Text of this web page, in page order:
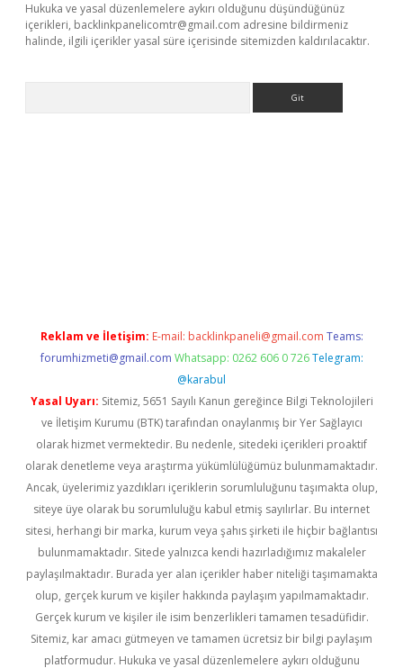
Hukuka ve yasal düzenlemelere aykırı olduğunu düşündüğünüz
içerikleri, backlinkpanelicomtr@gmail.com adresine bildirmeniz
halinde, ilgili içerikler yasal süre içerisinde sitemizden kaldırılacaktır.
Reklam ve İletişim: E-mail: backlinkpaneli@gmail.com Teams:
forumhizmeti@gmail.com Whatsapp: 0262 606 0 726 Telegram:
@karabul
Yasal Uyarı: Sitemiz, 5651 Sayılı Kanun gereğince Bilgi Teknolojileri
ve İletişim Kurumu (BTK) tarafından onaylanmış bir Yer Sağlayıcı
olarak hizmet vermektedir. Bu nedenle, sitedeki içerikleri proaktif
olarak denetleme veya araştırma yükümlülüğümüz bulunmamaktadır.
Ancak, üyelerimiz yazdıkları içeriklerin sorumluluğunu taşımakta olup,
siteye üye olarak bu sorumluluğu kabul etmiş sayılırlar. Bu internet
sitesi, herhangi bir marka, kurum veya şahıs şirketi ile hiçbir bağlantısı
bulunmamaktadır. Sitede yalnızca kendi hazırladığımız makaleler
paylaşılmaktadır. Burada yer alan içerikler haber niteliği taşımamakta
olup, gerçek kurum ve kişiler hakkında paylaşım yapılmamaktadır.
Gerçek kurum ve kişiler ile isim benzerlikleri tamamen tesadüfidir.
Sitemiz, kar amacı gütmeyen ve tamamen ücretsiz bir bilgi paylaşım
platformudur. Hukuka ve yasal düzenlemelere aykırı olduğunu